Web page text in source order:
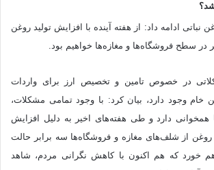
ادامه داد: از هفته آینده با افزایش تولید روغن
در سطح فروشگاه‌ها و مغازه‌ها خواهیم بود.
در خصوص تامین و تخصیص ارز برای واردات
خام وجود دارد، بیان کرد: با وجود تمامی مشکلات،
همخوانی دارد و طی هفته‌های اخیر به دلیل افزایش
از شلف‌های مغازه و فروشگاه‌ها سه برابر حالت
خورد که هم اکنون با کاهش نگرانی مردم‌، شاهد